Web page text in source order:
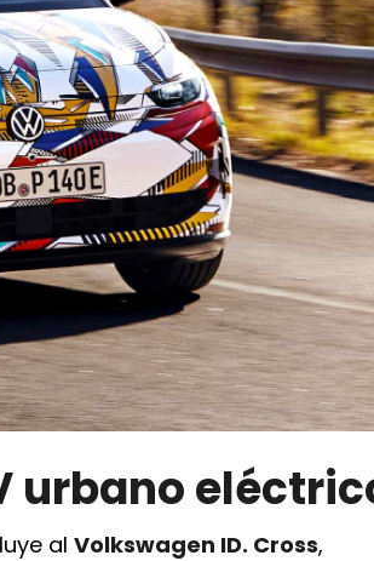
urbano
al Volkswagen ID. Cross,